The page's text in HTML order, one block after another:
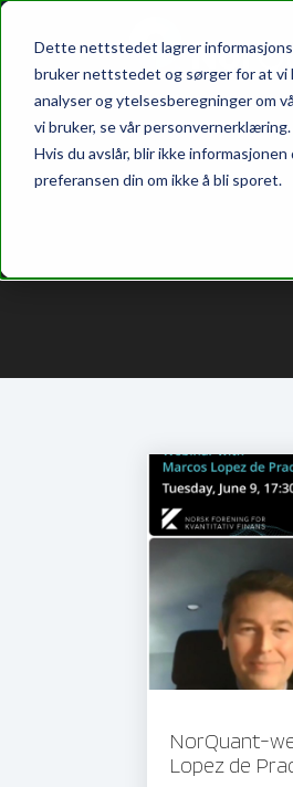
Dette nettstedet lagrer
bruker nettstedet og sørger for at vi
analyser og ytelsesberegninger om
vi bruker, se vår personvernerklæring.
Hvis du avslår, blir ikke
preferansen din om ikke å bli sporet.
NorQuant-
Lopez de